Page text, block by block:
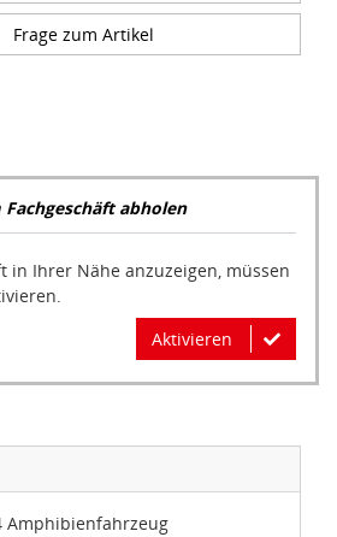
Frage zum Artikel
Fachgeschäft abholen
in Ihrer Nähe anzuzeigen, müssen
Aktivieren
Amphibienfahrzeug